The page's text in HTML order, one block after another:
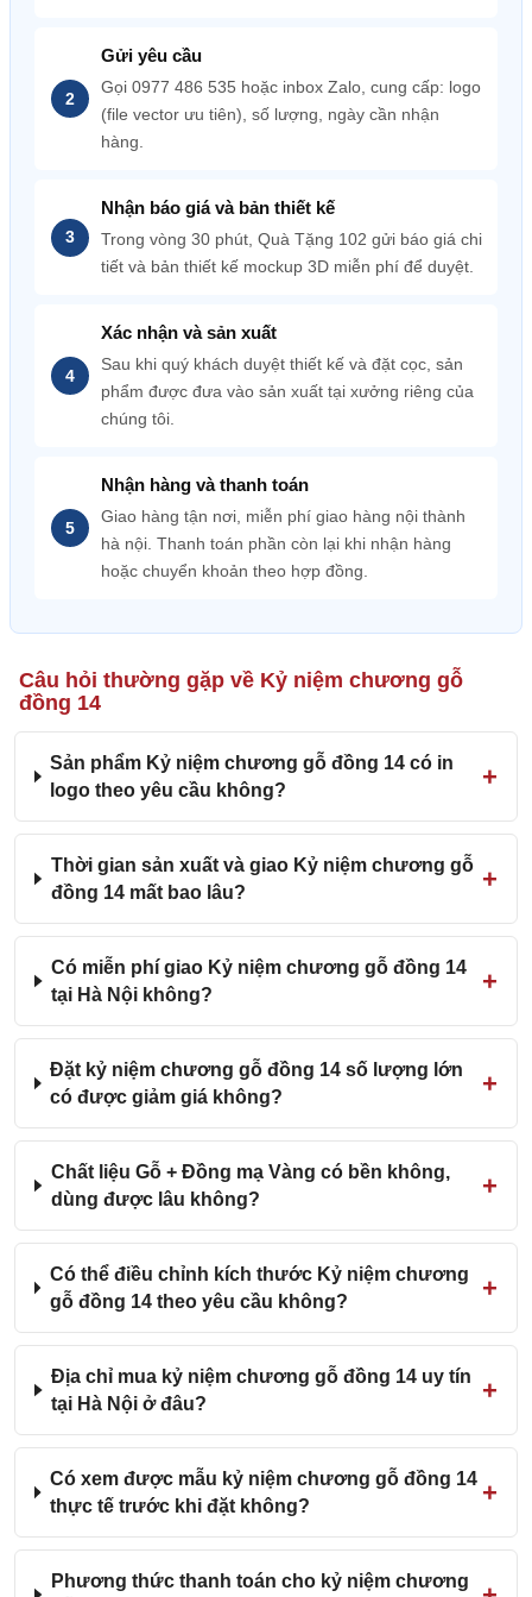
Gửi yêu cầu
Gọi 0977 486 535 hoặc inbox Zalo, cung cấp: logo
(file vector ưu tiên), số lượng, ngày cần nhận
hàng.
Nhận báo giá và bản thiết kế
Trong vòng 30 phút, Quà Tặng 102 gửi báo giá chi
tiết và bản thiết kế mockup 3D miễn phí để duyệt.
Xác nhận và sản xuất
Sau khi quý khách duyệt thiết kế và đặt cọc, sản
phẩm được đưa vào sản xuất tại xưởng riêng của
chúng tôi.
Nhận hàng và thanh toán
Giao hàng tận nơi, miễn phí giao hàng nội thành
hà nội. Thanh toán phần còn lại khi nhận hàng
hoặc chuyển khoản theo hợp đồng.
Câu hỏi thường gặp về Kỷ niệm chương gỗ
đồng 14
Sản phẩm Kỷ niệm chương gỗ đồng 14 có in
logo theo yêu cầu không?
Thời gian sản xuất và giao Kỷ niệm chương gỗ
đồng 14 mất bao lâu?
Có miễn phí giao Kỷ niệm chương gỗ đồng 14
tại Hà Nội không?
Đặt kỷ niệm chương gỗ đồng 14 số lượng lớn
có được giảm giá không?
Chất liệu Gỗ + Đồng mạ Vàng có bền không,
dùng được lâu không?
Có thể điều chỉnh kích thước Kỷ niệm chương
gỗ đồng 14 theo yêu cầu không?
Địa chỉ mua kỷ niệm chương gỗ đồng 14 uy tín
tại Hà Nội ở đâu?
Có xem được mẫu kỷ niệm chương gỗ đồng 14
thực tế trước khi đặt không?
Phương thức thanh toán cho kỷ niệm chương